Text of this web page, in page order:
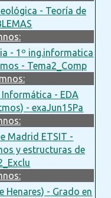
- Teoría de
- 1º ing.informatica
- Tema2_Comp
Informática - EDA
- exaJun15Pa
Madrid ETSIT -
y estructuras de
Henares) - Grado en